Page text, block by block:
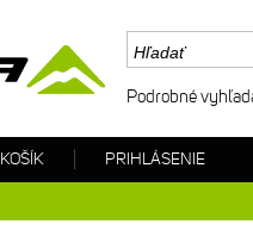
Podrobné
KOŠÍK PRIHLÁSENIE